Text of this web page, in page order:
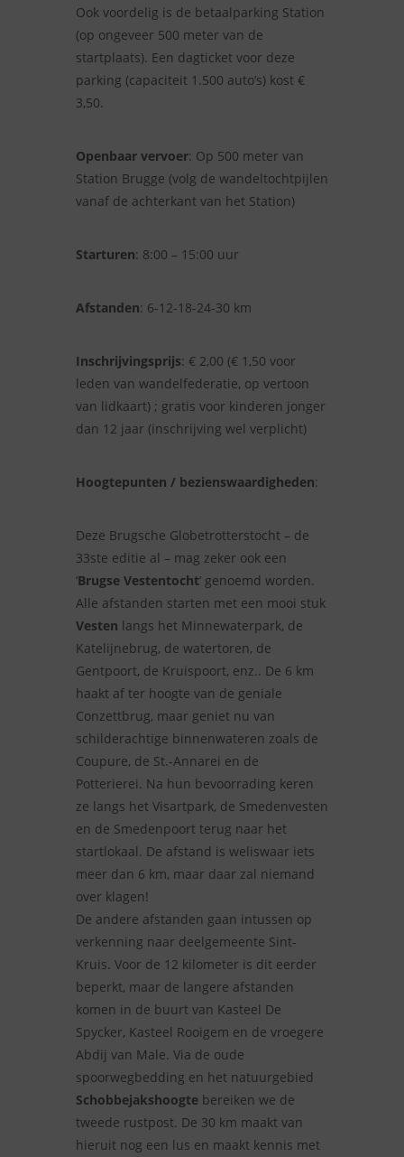
Ook voordelig is de betaalparking Station
(op ongeveer 500 meter van de
startplaats). Een dagticket voor deze
parking (capaciteit 1.500 auto’s) kost €
3,50.
Openbaar vervoer: Op 500 meter van
Station Brugge (volg de wandeltochtpijlen
vanaf de achterkant van het Station)
Starturen: 8:00 – 15:00 uur
Afstanden: 6-12-18-24-30 km
Inschrijvingsprijs: € 2,00 (€ 1,50 voor
leden van wandelfederatie, op vertoon
van lidkaart) ; gratis voor kinderen jonger
dan 12 jaar (inschrijving wel verplicht)
Hoogtepunten / bezienswaardigheden:
Deze Brugsche Globetrotterstocht – de
33ste editie al – mag zeker ook een
‘Brugse Vestentocht’ genoemd worden.
Alle afstanden starten met een mooi stuk
Vesten langs het Minnewaterpark, de
Katelijnebrug, de watertoren, de
Gentpoort, de Kruispoort, enz.. De 6 km
haakt af ter hoogte van de geniale
Conzettbrug, maar geniet nu van
schilderachtige binnenwateren zoals de
Coupure, de St.-Annarei en de
Potterierei. Na hun bevoorrading keren
ze langs het Visartpark, de Smedenvesten
en de Smedenpoort terug naar het
startlokaal. De afstand is weliswaar iets
meer dan 6 km, maar daar zal niemand
over klagen!
De andere afstanden gaan intussen op
verkenning naar deelgemeente Sint-
Kruis. Voor de 12 kilometer is dit eerder
beperkt, maar de langere afstanden
komen in de buurt van Kasteel De
Spycker, Kasteel Rooigem en de vroegere
Abdij van Male. Via de oude
spoorwegbedding en het natuurgebied
Schobbejakshoogte bereiken we de
tweede rustpost. De 30 km maakt van
hieruit nog een lus en maakt kennis met